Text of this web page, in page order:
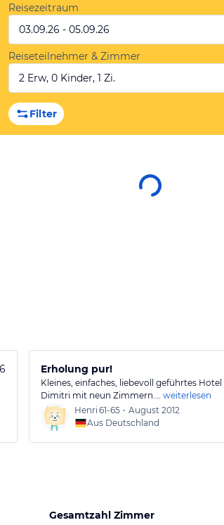
Reisezeitraum
03.09.26 - 05.09.26
Reiseteilnehmer & Zimmer
2 Erw, 0 Kinder, 1 Zi.
Filter
Erholung pur!
Kleines, einfaches, liebevoll geführtes
Dimitri mit neun Zimmern.… weiterlesen
Henri 61-65 • August 2012
Aus Deutschland
Gesamtzahl Zimmer